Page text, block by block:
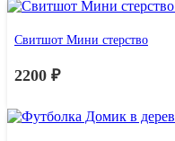
Свитшот Мини стерство
2200 ₽